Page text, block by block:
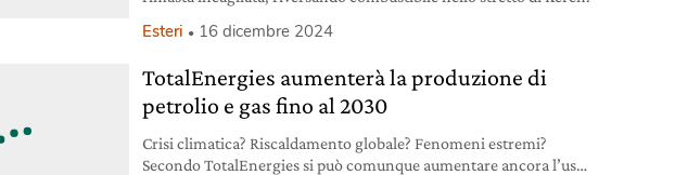
Esteri 16 dicembre 2024
TotalEnergies aumenterà la produzione di
petrolio e gas fino al 2030
Crisi climatica? Riscaldamento globale? Fenomeni estremi?
Secondo TotalEnergies si può comunque aumentare ancora l’uso